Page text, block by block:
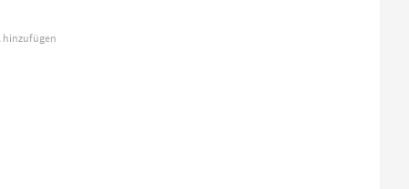
hinzufügen